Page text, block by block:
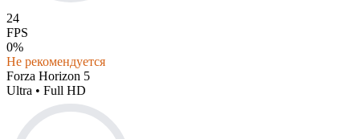
24
FPS
0%
Не рекомендуется
Forza Horizon 5
Ultra • Full HD